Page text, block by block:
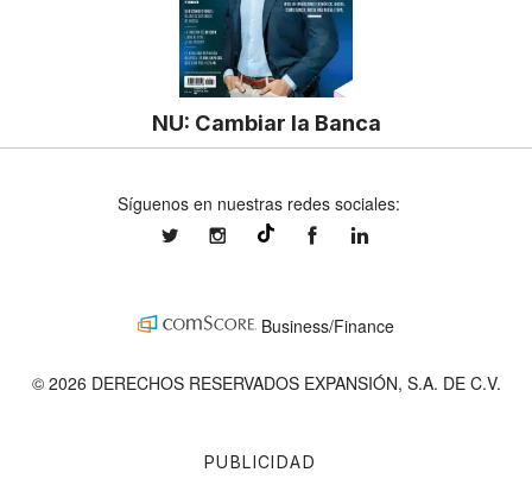
NU: Cambiar la Banca
PUBLICIDAD
Síguenos en nuestras redes sociales:
expansionmxexpansionmx ExpansionMex
Business/Finance
© 2026 DERECHOS RESERVADOS EXPANSIÓN, S.A. DE C.V.